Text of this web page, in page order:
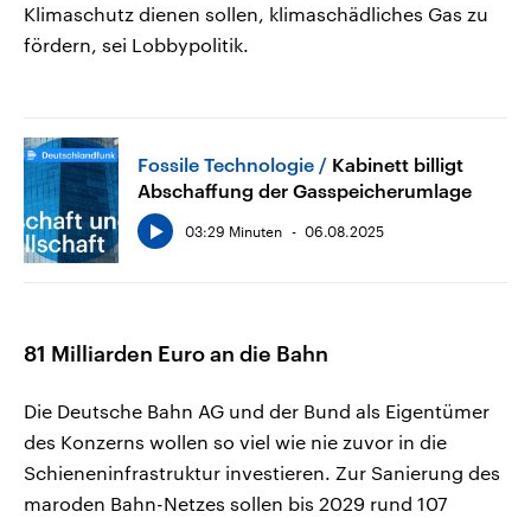
Klimaschutz dienen sollen, klimaschädliches Gas zu
fördern, sei Lobbypolitik.
Fossile Technologie
Kabinett billigt
Abschaffung der Gasspeicherumlage
03:29 Minuten 06.08.2025
81 Milliarden Euro an die Bahn
Die Deutsche Bahn AG und der Bund als Eigentümer
des Konzerns wollen so viel wie nie zuvor in die
Schieneninfrastruktur investieren. Zur Sanierung des
maroden Bahn-Netzes sollen bis 2029 rund 107